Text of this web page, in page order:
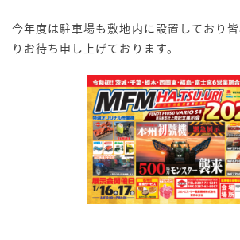
今年度は駐車場も敷地内に設置しており
りお待ち申し上げております。